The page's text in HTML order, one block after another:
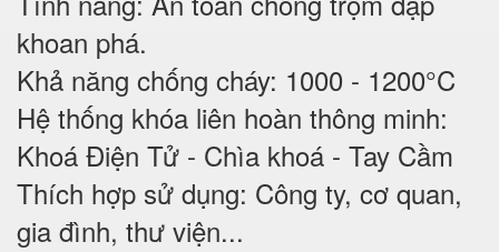
khoan phá.
Khả năng chống cháy: 1000 - 1200°C
Hệ thống khóa liên hoàn thông minh:
Khoá Điện Tử - Chìa khoá - Tay Cầm
Thích hợp sử dụng: Công ty, cơ quan,
gia đình, thư viện...